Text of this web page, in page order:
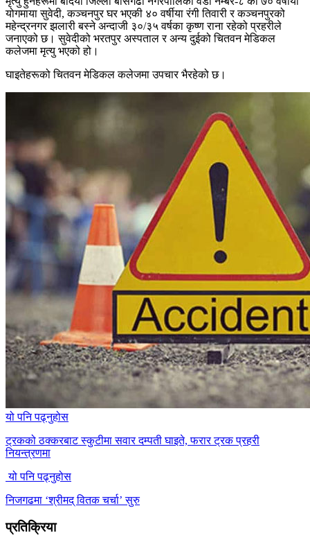
योगमाया सुवेदी, कञ्चनपुर घर भएकी ४० वर्षीया रंगी तिवारी र कञ्चनपुरको
महेन्द्रनगर झलारी बस्ने अन्दाजी ३०/३५ वर्षका कृष्ण राना रहेको प्रहरीले
जनाएको छ। सुवेदीको भरतपुर अस्पताल र अन्य दुईको चितवन मेडिकल
कलेजमा मृत्यु भएको हो।
घाइतेहरूको चितवन मेडिकल कलेजमा उपचार भैरहेको छ।
यो पनि पढ्नुहोस
ट्रकको ठक्करबाट स्कुटीमा सवार दम्पती घाइते, फरार ट्रक प्रहरी
नियन्त्रणमा
यो पनि पढ्नुहोस
निजगढमा ‘श्रीमद् वितक चर्चा’ सुरु
प्रतिक्रिया